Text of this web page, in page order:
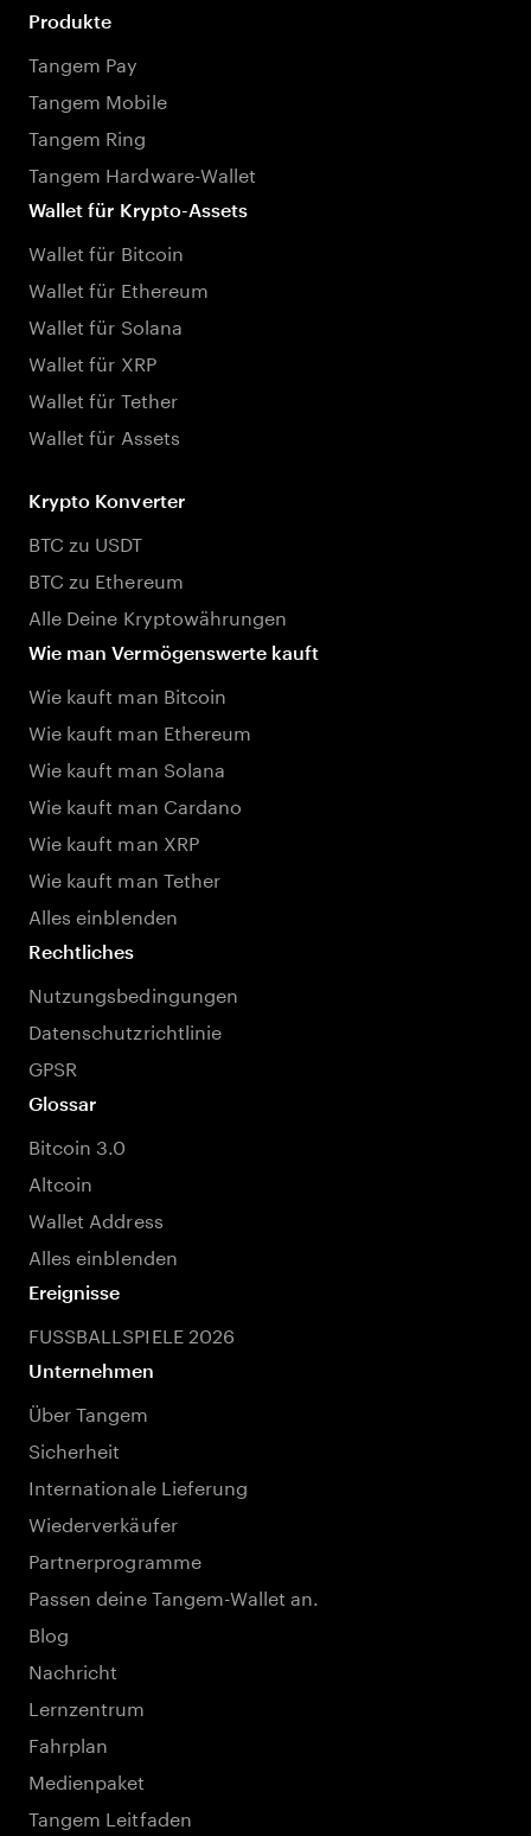
Produkte
Tangem Pay
Tangem Mobile
Tangem Ring
Tangem Hardware-Wallet
Wallet für Krypto-Assets
Wallet für Bitcoin
Wallet für Ethereum
Wallet für Solana
Wallet für XRP
Wallet für Tether
Wallet für Assets
Krypto Konverter
BTC zu USDT
BTC zu Ethereum
Alle Deine Kryptowährungen
Wie man Vermögenswerte kauft
Wie kauft man Bitcoin
Wie kauft man Ethereum
Wie kauft man Solana
Wie kauft man Cardano
Wie kauft man XRP
Wie kauft man Tether
Alles einblenden
Rechtliches
Nutzungsbedingungen
Datenschutzrichtlinie
GPSR
Glossar
Bitcoin 3.0
Altcoin
Wallet Address
Alles einblenden
Ereignisse
FUSSBALLSPIELE 2026
Unternehmen
Über Tangem
Sicherheit
Internationale Lieferung
Wiederverkäufer
Partnerprogramme
Passen deine Tangem-Wallet an.
Blog
Nachricht
Lernzentrum
Fahrplan
Medienpaket
Tangem Leitfaden